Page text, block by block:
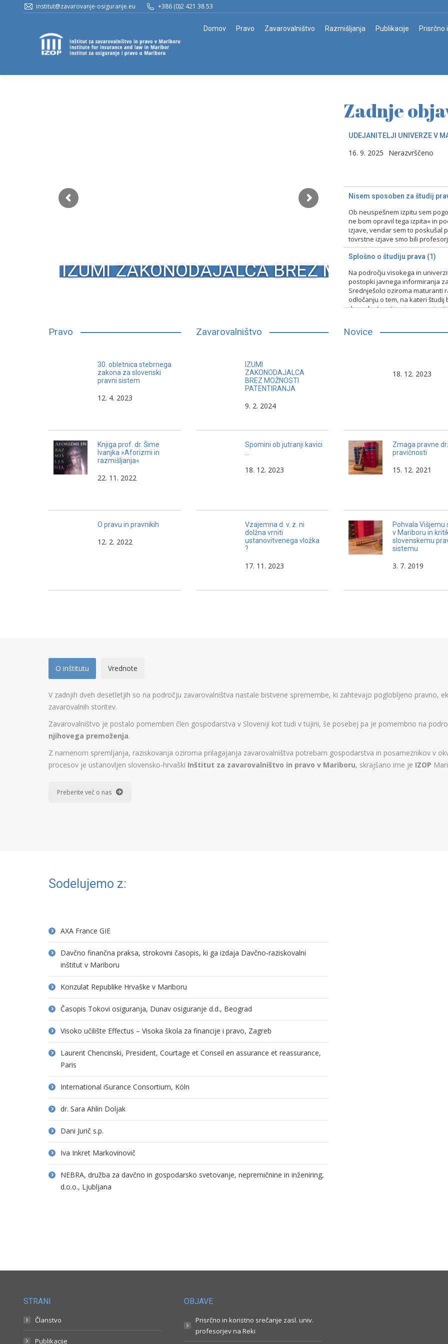
institut@zavarovanje-osiguranje.eu +386 (0)2 421 38 53
Domov Pravo Zavarovalništvo Razmišljanja Publikacije Prisrčno
IZUMI ZAKONODAJALCA BREZ MOŽNOSTI
Zadnje
UDEJANITELJI UNIVERZE V
16. 9. 2025 Nerazvrščeno
Nisem sposoben za študij
Ob neuspešnem izpitu sem
ne bom opravil tega izpita« in
izjave, vendar sem to poskušal
tovrstne izjave smo bili
15. 2. 2024 Nerazvrščeno
Splošno o študiju prava (1)
Na področju visokega in
postopki javnega informiranja
Srednješolci oziroma maturanti
odločanju o tem, na kateri
druge lastnosti, primerno
13. 2. 2024
Pravo
30. obletnica stebrnega
zakona za slovenski
pravni sistem
12. 4. 2023
Knjiga prof. dr. Šime
Ivanjka »Aforizmi in
razmišljanja«
22. 11. 2022
O pravu in pravnikih
12. 2. 2022
Zavarovalništvo
IZUMI
ZAKONODAJALCA
BREZ MOŽNOSTI
PATENTIRANJA
9. 2. 2024
Spomini ob jutranji kavici
18. 12. 2023
Vzajemna d. v. z. ni
dolžna vrniti
ustanovitvenega vložka
?
17. 11. 2023
Novice
18. 12. 2023
Zmaga pravne
pravičnosti
15. 12. 2021
Pohvala Višjemu
v Mariboru in
slovenskemu
sistemu
3. 7. 2019
Nekateri pravniki, večina politikov
in manjši del zavarovalnih
zastopnikov, se po svojem
načinu poklicnega dela nevarno
Ljudje imajo negativno mnenje o
pravu in pravnikih in to ne zaradi
prava in pravniškega poklicnega
pravnikov in politikov.
ki pogosto ne gresta
O inštitutu Vrednote
V zadnjih dveh desetletjih so na področju zavarovalništva nastale bistvene spremembe, ki zahtevajo poglobljeno pravno,
zavarovalnih storitev.
Zavarovalništvo je postalo pomemben člen gospodarstva v Sloveniji kot tudi v tujini, še posebej pa je pomembno na
njihovega premoženja.
Z namenom spremljanja, raziskovanja oziroma prilagajanja zavarovalništva potrebam gospodarstva in posameznikov v
procesov je ustanovljen slovensko-hrvaški Inštitut za zavarovalništvo in pravo v Mariboru, skrajšano ime je IZOP
Preberite več o nas
Sodelujemo z:
AXA France GIE
Davčno finančna praksa, strokovni časopis, ki ga izdaja Davčno-raziskovalni
inštitut v Mariboru
Konzulat Republike Hrvaške v Mariboru
Časopis Tokovi osiguranja, Dunav osiguranje d.d., Beograd
Visoko učilište Effectus – Visoka škola za financije i pravo, Zagreb
Laurent Chencinski, President, Courtage et Conseil en assurance et reassurance,
Paris
International iSurance Consortium, Köln
dr. Sara Ahlin Doljak
Dani Jurič s.p.
Iva Inkret Markovinovič
NEBRA, družba za davčno in gospodarsko svetovanje, nepremičnine in inženiring,
d.o.o., Ljubljana
STRANI
Članstvo
Publikacije
OBJAVE
Prisrčno in koristno srečanje zasl. univ.
profesorjev na Reki